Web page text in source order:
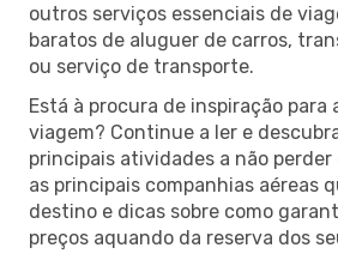
outros serviços essenciais de
baratos de aluguer de carros,
ou serviço de transporte.
Está à procura de inspiração para
viagem? Continue a ler e
principais atividades a não perder
as principais companhias aéreas
destino e dicas sobre como
preços aquando da reserva dos